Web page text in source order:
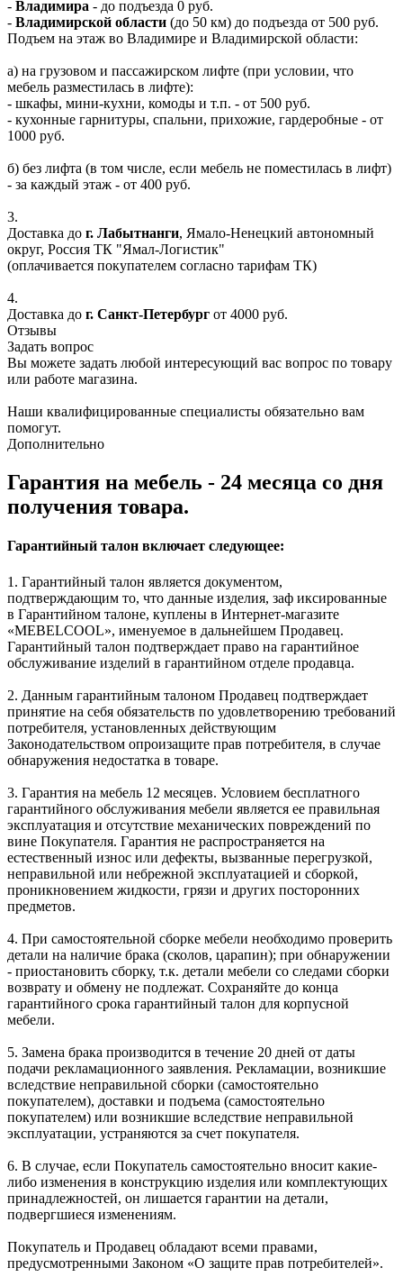
- Владимира - до подъезда 0 руб.
- Владимирской области (до 50 км) до подъезда от 500 руб.
Подъем на этаж во Владимире и Владимирской области:
а) на грузовом и пассажирском лифте (при условии, что
мебель разместилась в лифте):
- шкафы, мини-кухни, комоды и т.п. - от 500 руб.
- кухонные гарнитуры, спальни, прихожие, гардеробные - от
1000 руб.
б) без лифта (в том числе, если мебель не поместилась в лифт)
- за каждый этаж - от 400 руб.
3.
Доставка до г. Лабытнанги, Ямало-Ненецкий автономный
округ, Россия ТК "Ямал-Логистик"
(оплачивается покупателем согласно тарифам ТК)
4.
Доставка до г. Санкт-Петербург от 4000 руб.
Отзывы
Задать вопрос
Вы можете задать любой интересующий вас вопрос по товару
или работе магазина.
Наши квалифицированные специалисты обязательно вам
помогут.
Дополнительно
Гарантия на мебель - 24 месяца со дня
получения товара.
Гарантийный талон включает следующее:
1. Гарантийный талон является документом,
подтверждающим то, что данные изделия, заф иксированные
в Гарантийном талоне, куплены в Интернет-магазите
«MEBELCOOL», именуемое в дальнейшем Продавец.
Гарантийный талон подтверждает право на гарантийное
обслуживание изделий в гарантийном отделе продавца.
2. Данным гарантийным талоном Продавец подтверждает
принятие на себя обязательств по удовлетворению требований
потребителя, установленных действующим
Законодательством опроизащите прав потребителя, в случае
обнаружения недостатка в товаре.
3. Гарантия на мебель 12 месяцев. Условием бесплатного
гарантийного обслуживания мебели является ее правильная
эксплуатация и отсутствие механических повреждений по
вине Покупателя. Гарантия не распространяется на
естественный износ или дефекты, вызванные перегрузкой,
неправильной или небрежной эксплуатацией и сборкой,
проникновением жидкости, грязи и других посторонних
предметов.
4. При самостоятельной сборке мебели необходимо проверить
детали на наличие брака (сколов, царапин); при обнаружении
- приостановить сборку, т.к. детали мебели со следами сборки
возврату и обмену не подлежат. Сохраняйте до конца
гарантийного срока гарантийный талон для корпусной
мебели.
5. Замена брака производится в течение 20 дней от даты
подачи рекламационного заявления. Рекламации, возникшие
вследствие неправильной сборки (самостоятельно
покупателем), доставки и подъема (самостоятельно
покупателем) или возникшие вследствие неправильной
эксплуатации, устраняются за счет покупателя.
6. В случае, если Покупатель самостоятельно вносит какие-
либо изменения в конструкцию изделия или комплектующих
принадлежностей, он лишается гарантии на детали,
подвергшиеся изменениям.
Покупатель и Продавец обладают всеми правами,
предусмотренными Законом «О защите прав потребителей».